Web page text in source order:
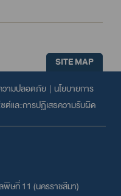
SITE MAP
วามปลอดภัย| นโยบายการ
ซต์และการปฏิเสธความรับผิด
พิษที่ 11 (นครราชสีมา)